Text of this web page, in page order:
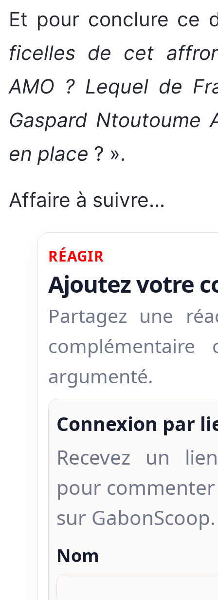
Et pour conclure ce
ficelles de cet
AMO ? Lequel de
Gaspard Ntoutoume
en place ? ».
Affaire à suivre...
RÉAGIR
Ajoutez votre
Partagez une
argumenté.
Connexion par
Recevez un
pour
sur GabonScoop.
Nom